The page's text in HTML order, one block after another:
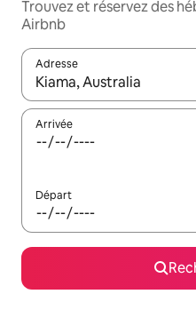
Trouvez et réservez des
Airbnb
Adresse
Lorsque les résultats
Arrivée
Départ